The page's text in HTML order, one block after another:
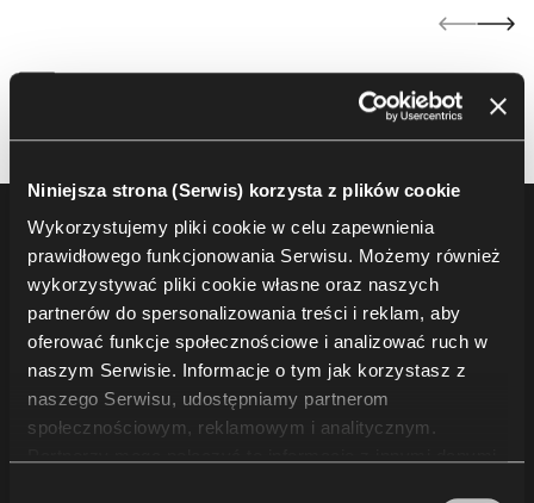
Niniejsza strona (Serwis) korzysta z plików cookie
Wykorzystujemy pliki cookie w celu zapewnienia
prawidłowego funkcjonowania Serwisu. Możemy również
wykorzystywać pliki cookie własne oraz naszych
partnerów do spersonalizowania treści i reklam, aby
oferować funkcje społecznościowe i analizować ruch w
naszym Serwisie. Informacje o tym jak korzystasz z
naszego Serwisu, udostępniamy partnerom
społecznościowym, reklamowym i analitycznym.
Footer
Produkty
Fotele i krzesła audytoryjne
Trybuny i rozwiązania dla widowni
Krzesła i fotele sportowe
Inne